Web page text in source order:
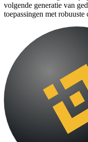
volgende generatie van
toepassingen met